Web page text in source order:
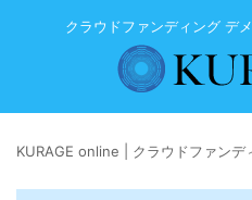
クラウドファンディング デ
KURAGE online | クラウドファンデ